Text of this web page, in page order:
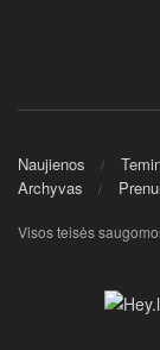
Naujienos
Archyvas
Visos teisės